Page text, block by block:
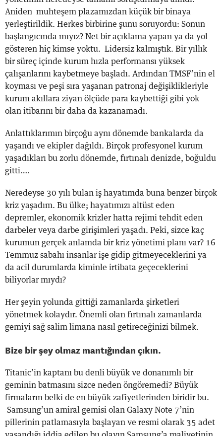
Aniden muhteşem plazamızdan küçük bir binaya
yerleştirildik. Herkes birbirine şunu soruyordu: Sonun
başlangıcında mıyız? Net bir açıklama yapan ya da yol
gösteren hiç kimse yoktu. Lidersiz kalmıştık. Bir yıllık
bir süreç içinde kurum hızla performansı yüksek
çalışanlarını kaybetmeye başladı. Ardından TMSF’nin el
koyması ve peşi sıra yaşanan patronaj değişiklikleriyle
kurum akıllara ziyan ölçüde para kaybettiği gibi yok
olan itibarını bir daha da kazanamadı.
Anlattıklarımın birçoğu aynı dönemde bankalarda da
yaşandı ve ekipler dağıldı. Birçok profesyonel kurum
yaşadıkları bu zorlu dönemde, fırtınalı denizde, boğuldu
gitti….
Neredeyse 30 yılı bulan iş hayatımda buna benzer birçok
kriz yaşadım. Bu ülke; hayatımızı altüst eden
depremler, ekonomik krizler hatta rejimi tehdit eden
darbeler veya darbe girişimleri yaşadı. Peki, sizce kaç
kurumun gerçek anlamda bir kriz yönetimi planı var? 16
Temmuz sabahı insanlar işe gidip gitmeyeceklerini ya
da acil durumlarda kiminle irtibata geçeceklerini
biliyorlar mıydı?
Her şeyin yolunda gittiği zamanlarda şirketleri
yönetmek kolaydır. Önemli olan fırtınalı zamanlarda
gemiyi sağ salim limana nasıl getireceğinizi bilmek.
Bize bir şey olmaz mantığından çıkın.
Titanic’in kaptanı bu denli büyük ve donanımlı bir
geminin batmasını sizce neden öngöremedi? Büyük
firmaların belki de en büyük zafiyetlerinden biridir bu.
Samsung’un amiral gemisi olan Galaxy Note 7’nin
pillerinin patlamasıyla başlayan ve resmi olarak 35 adet